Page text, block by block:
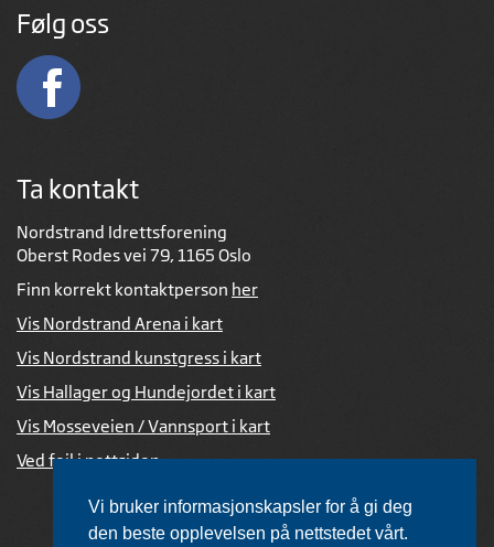
Vi bruker informasjonskapsler for å gi deg
den beste opplevelsen på nettstedet vårt.
Følg oss
Ta kontakt
Nordstrand Idrettsforening
Oberst Rodes vei 79, 1165 Oslo
Finn korrekt kontaktperson her
Vis Nordstrand Arena i kart
Vis Nordstrand kunstgress i kart
Vis Hallager og Hundejordet i kart
Vis Mosseveien / Vannsport i kart
Ved feil i nettsiden